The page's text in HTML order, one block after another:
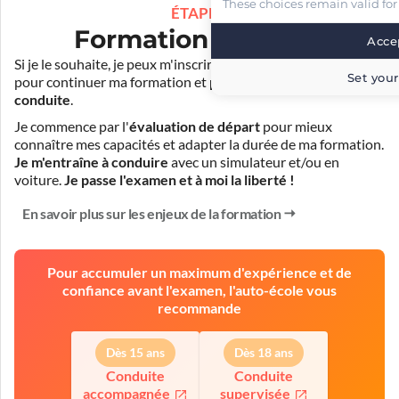
ÉTAPE 3
Formation pratique
Si je le souhaite, je peux m'inscrire auprès de mon auto-école
pour continuer ma formation et prendre des cours de
conduite.
Je commence par l'évaluation de départ pour mieux
connaître mes capacités et adapter la durée de ma formation.
Je m'entraîne à conduire avec un simulateur et/ou en
voiture.Je passe l'examen et à moi la liberté !
En savoir plus sur les enjeux de la formation
Pour accumuler un maximum d'expérience et de
confiance avant l'examen, l'auto-école vous
recommande
Dès 15 ans
Conduite
accompagnée
Dès 18 ans
Conduite
supervisée
These choices remain valid
Set